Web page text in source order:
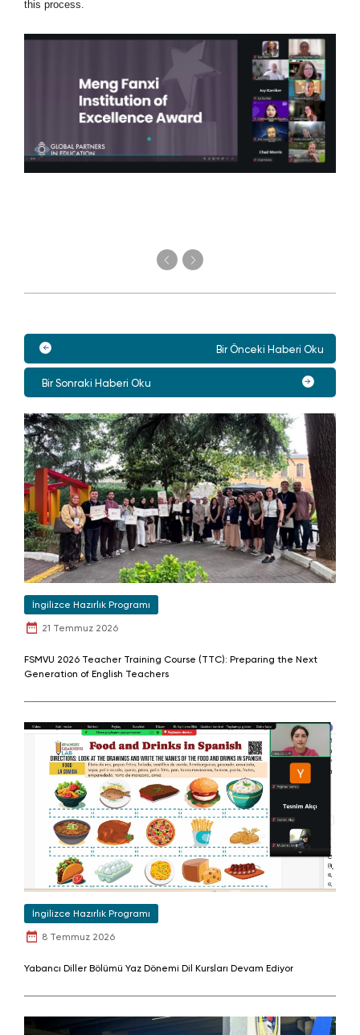
this process.
Bir Önceki Haberi Oku
Bir Sonraki Haberi Oku
İngilizce Hazırlık Programı
21 Temmuz 2026
FSMVU 2026 Teacher Training Course (TTC): Preparing the Next
Generation of English Teachers
İngilizce Hazırlık Programı
8 Temmuz 2026
Yabancı Diller Bölümü Yaz Dönemi Dil Kursları Devam Ediyor